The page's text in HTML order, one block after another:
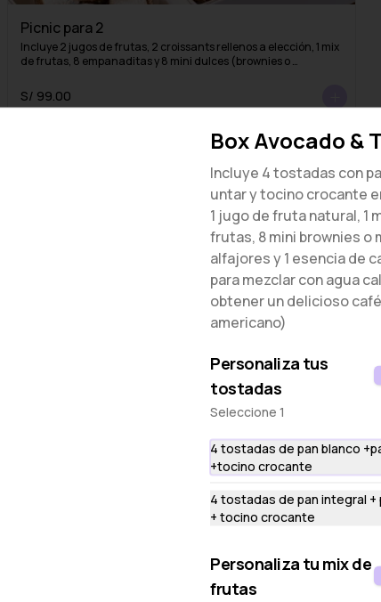
Picnic para 2
Incluye 2 jugos de frutas, 2 croissants rellenos a elección, 1 mix
de frutas, 8 empanaditas y 8 mini dulces (brownies o
S/ 99.00
Box Avocado &
Incluye 4 tostadas con
untar y tocino crocante
1 jugo de fruta natural, 1
frutas, 8 mini brownies o
alfajores y 1 esencia de
para mezclar con agua
obtener un delicioso café
americano)
Personaliza tus
tostadas
Seleccione 1
4 tostadas de pan blanco
+tocino crocante
4 tostadas de pan integral +
+ tocino crocante
Personaliza tu mix de
frutas